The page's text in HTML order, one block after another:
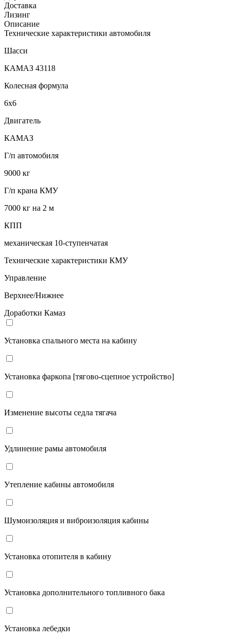
Доставка
Лизинг
Описание
Технические характеристики автомобиля
Шасси
КАМАЗ 43118
Колесная формула
6х6
Двигатель
КАМАЗ
Г/п автомобиля
9000 кг
Г/п крана КМУ
7000 кг на 2 м
КПП
механическая 10-ступенчатая
Технические характеристики КМУ
Управление
Верхнее/Нижнее
Доработки Камаз
Установка спального места на кабину
Установка фаркопа [тягово-сцепное устройство]
Изменение высоты седла тягача
Удлинение рамы автомобиля
Утепление кабины автомобиля
Шумоизоляция и виброизоляция кабины
Установка отопителя в кабину
Установка дополнительного топливного бака
Установка лебедки